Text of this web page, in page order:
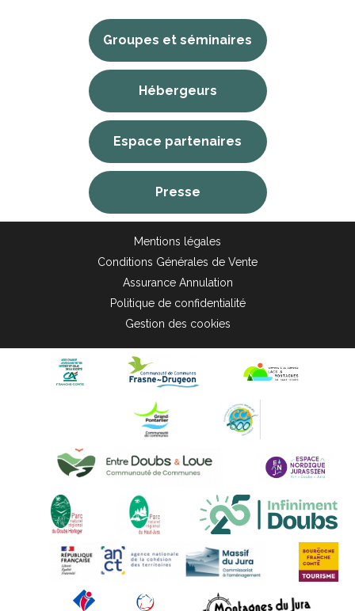
Groupes et séminaires
Hébergeurs
Espace partenaires
Presse
Mentions légales
Conditions Générales de Vente
Assurance Annulation
Politique de confidentialité
Gestion des cookies